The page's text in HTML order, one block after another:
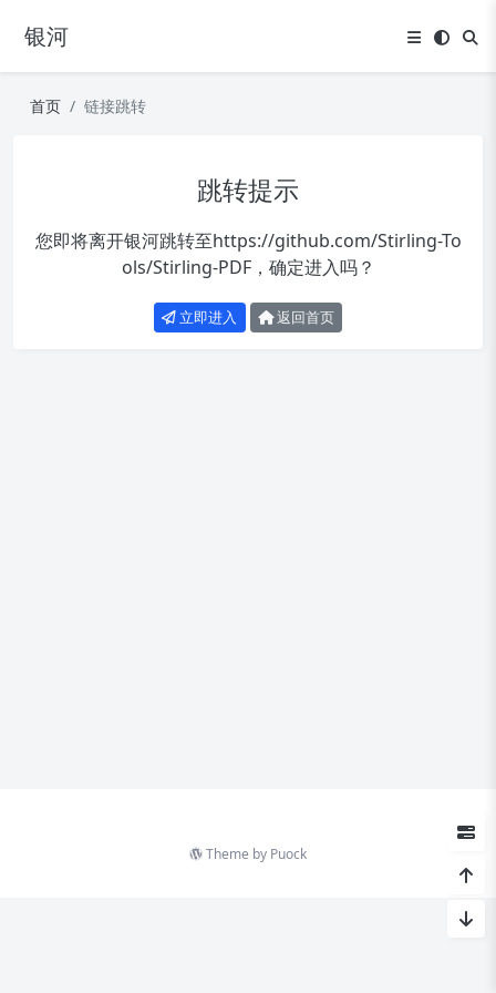
银河
首页 链接跳转
跳转提示
您即将离开银河跳转至https://github.com/Stirling-To
ols/Stirling-PDF，确定进入吗？
立即进入 返回首页
Theme by Puock